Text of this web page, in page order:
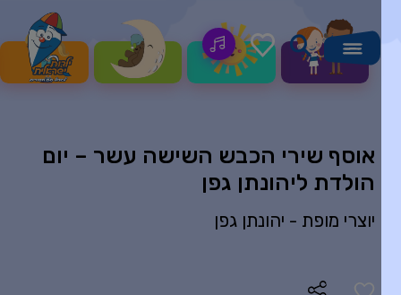
אוסף שירי הכבש השישה עשר – יום
הולדת ליהונתן גפן
יוצרי מופת - יהונתן גפן